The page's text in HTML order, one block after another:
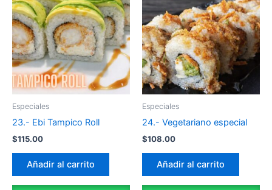
Especiales
23.- Ebi Tampico Roll
$115.00
Añadir al carrito
Especiales
24.- Vegetariano especial
$108.00
Añadir al carrito